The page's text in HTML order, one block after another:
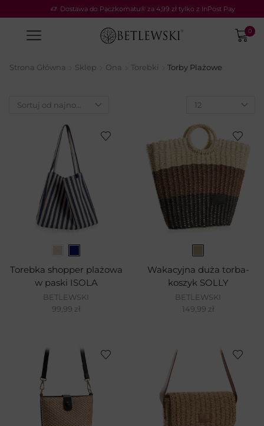
Dostawa do Paczkomatu® za 4,99 zł tylko z InPost Pay
0
Strona Główna Sklep Ona Torebki Torby Plażowe
Torebka shopper plażowa
w paski ISOLA
BETLEWSKI
99,99 zł
Wakacyjna duża torba-
koszyk SOLLY
BETLEWSKI
149,99 zł